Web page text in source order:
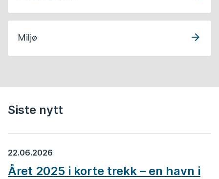
Miljø
Siste nytt
22.06.2026
Året 2025 i korte trekk – en havn i